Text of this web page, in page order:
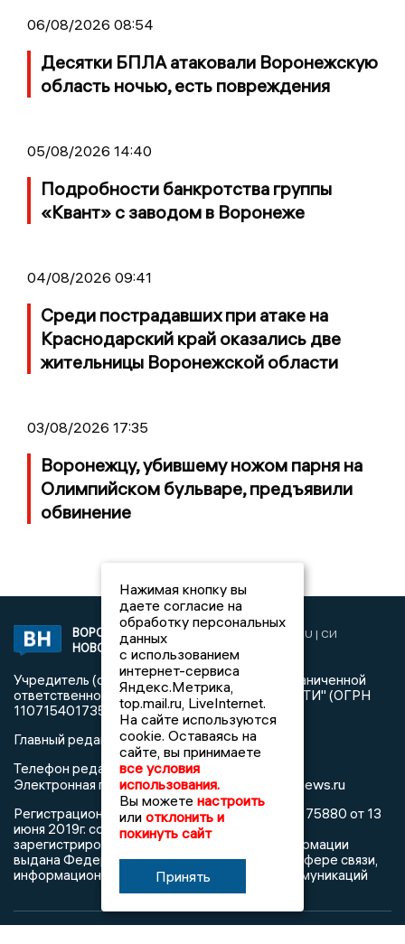
06/08/2026 08:54
Десятки БПЛА атаковали Воронежскую
область ночью, есть повреждения
05/08/2026 14:40
Подробности банкротства группы
«Квант» с заводом в Воронеже
04/08/2026 09:41
Среди пострадавших при атаке на
Краснодарский край оказались две
жительницы Воронежской области
03/08/2026 17:35
Воронежцу, убившему ножом парня на
Олимпийском бульваре, предъявили
обвинение
ВОРОНЕЖСКИЕ
НОВОСТИ
2019 © VORONEZHNEWS.RU | СИ
Учредитель (соучредители): Общество с ограниченной
ответственностью "РЕГИОНАЛЬНЫЕ НОВОСТИ" (ОГРН
1107154017354)
Главный редактор: Пирогов А.А.
Телефон редакции: +7 (473) 262 77 92
Электронная почта редакции:info@voronezhnews.ru
Регистрационный номер: серия Эл № ФС 77 - 75880 от 13
июня 2019г. согласно выписке из реестра
зарегистрированных средств массовой информации
выдана Федеральной службой по надзору в сфере связи,
информационных технологий и массовых коммуникаций
Нажимая кнопку вы
даете согласие на
обработку персональных
данных
с использованием
интернет-сервиса
Яндекс.Метрика,
top.mail.ru, LiveInternet.
На сайте используются
cookie. Оставаясь на
сайте, вы принимаете
все условия
использования.
Вы можете настроить
или отклонить и
покинуть сайт
Принять